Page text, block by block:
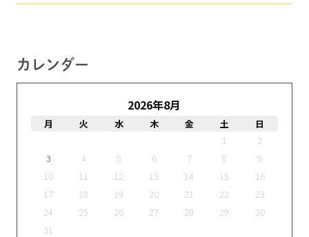
カレンダー
2026年8月
月 火 水 木 金 土
日
1
2
3
4 5 6 7 8
9
10
11 12 13 14 15
16
17
18 19 20 21 22
23
24
25 26 27 28 29
30
31